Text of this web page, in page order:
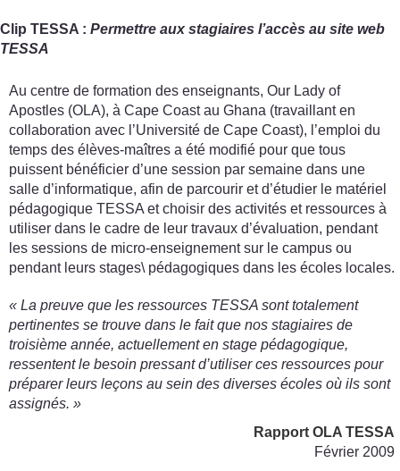
Clip TESSA : Permettre aux stagiaires l’accès au site web
TESSA
Au centre de formation des enseignants, Our Lady of
Apostles (OLA), à Cape Coast au Ghana (travaillant en
collaboration avec l’Université de Cape Coast), l’emploi du
temps des élèves-maîtres a été modifié pour que tous
puissent bénéficier d’une session par semaine dans une
salle d’informatique, afin de parcourir et d’étudier le matériel
pédagogique TESSA et choisir des activités et ressources à
utiliser dans le cadre de leur travaux d’évaluation, pendant
les sessions de micro-enseignement sur le campus ou
pendant leurs stages\ pédagogiques dans les écoles locales.
« La preuve que les ressources TESSA sont totalement
pertinentes se trouve dans le fait que nos stagiaires de
troisième année, actuellement en stage pédagogique,
ressentent le besoin pressant d’utiliser ces ressources pour
préparer leurs leçons au sein des diverses écoles où ils sont
assignés. »
Rapport OLA TESSA
Février 2009